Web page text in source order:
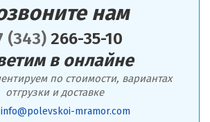
нам
(343)266-35-10
в онлайне
по стоимости, вариантах
отгрузки и доставке
info@polevskoi-mramor.com